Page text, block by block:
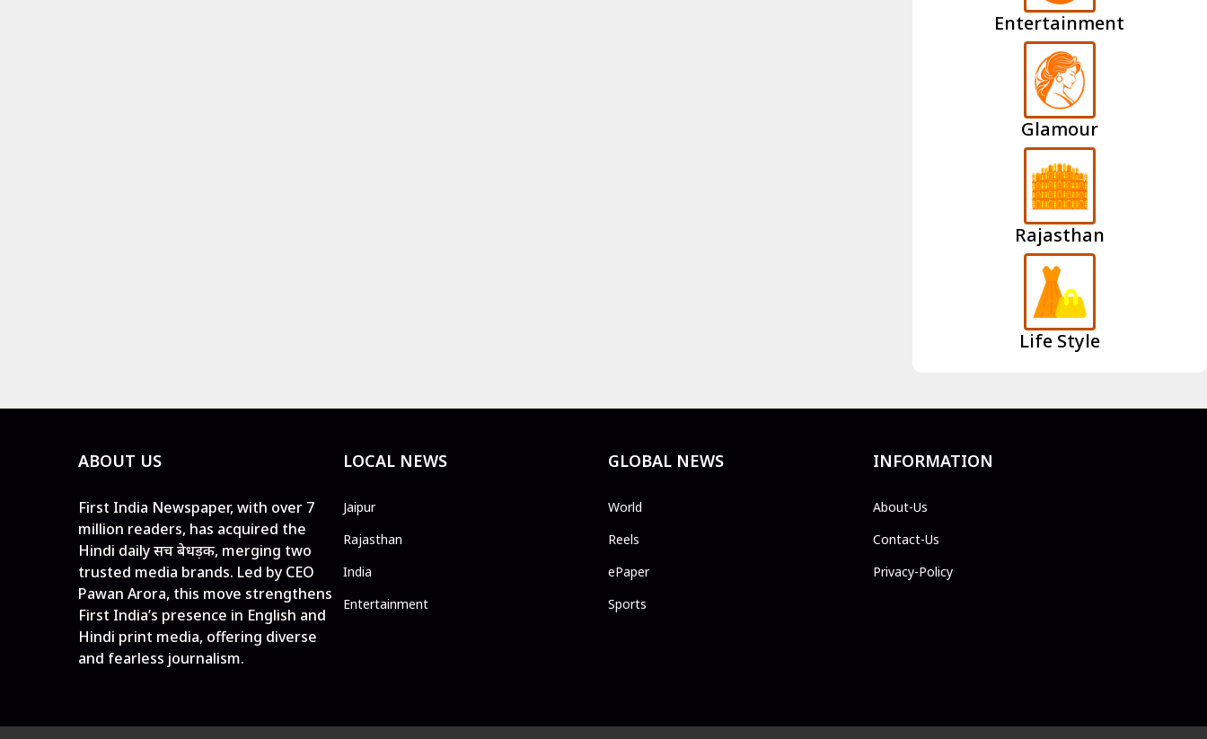
Entertainment
Glamour
Rajasthan
Life Style
ABOUT US
First India Newspaper, with over 7
million readers, has acquired the
Hindi daily सच बेधड़क, merging two
trusted media brands. Led by CEO
Pawan Arora, this move strengthens
First India’s presence in English and
Hindi print media, offering diverse
and fearless journalism.
LOCAL NEWS
Jaipur
Rajasthan
India
Entertainment
GLOBAL NEWS
World
Reels
ePaper
Sports
INFORMATION
About-Us
Contact-Us
Privacy-Policy